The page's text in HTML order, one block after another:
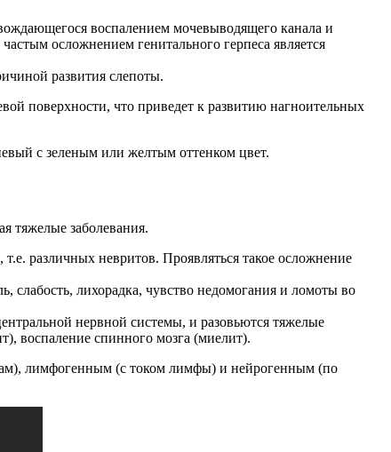
воспалением мочевыводящего канала и
осложнением генитального герпеса является
развития слепоты.
поверхности, что приведет к развитию нагноительных
с зеленым или желтым оттенком цвет.
тяжелые заболевания.
различных невритов. Проявляться такое осложнение
слабость, лихорадка, чувство недомогания и ломоты во
нервной системы, и разовьются тяжелые
воспаление спинного мозга (миелит).
лимфогенным (с током лимфы) и нейрогенным (по